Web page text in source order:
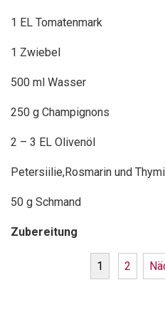
1 EL Tomatenmark
1 Zwiebel
500 ml Wasser
250 g Champignons
2 – 3 EL Olivenöl
Petersiilie,Rosmarin und
50 g Schmand
Zubereitung
1 2